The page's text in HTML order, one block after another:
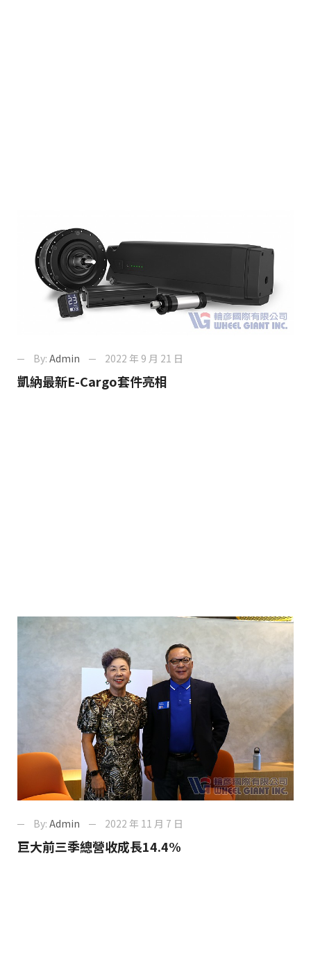
By: Admin 2022 年 9 月 21 日
凱納最新E-Cargo套件亮相
By: Admin 2022 年 11 月 7 日
巨大前三季總營收成長14.4%